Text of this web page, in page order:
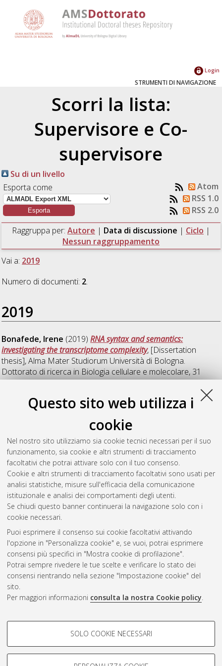
Questo sito web utilizza i
cookie
Nel nostro sito utilizziamo sia cookie tecnici necessari per il suo
funzionamento, sia cookie e altri strumenti di tracciamento
facoltativi che potrai attivare solo con il tuo consenso.
Cookie e altri strumenti di tracciamento facoltativi sono usati per
analisi statistiche, misure sull'efficacia della comunicazione
istituzionale e analisi dei comportamenti degli utenti.
Se chiudi questo banner continuerai la navigazione solo con i
cookie necessari.
Puoi esprimere il consenso sui cookie facoltativi attivando
l'opzione in "Personalizza cookie" e, se vuoi, potrai esprimere
consensi più specifici in "Mostra cookie di profilazione".
Potrai sempre rivedere le tue scelte e verificare lo stato dei
consensi rientrando nella sezione "Impostazione cookie" del
sito.
Per maggiori informazioni consulta la nostra Cookie policy.
COOKIE DI PROFILAZIONE -
Si tratta di cookie utilizzati per analizzare le caratteristiche della
SOLO COOKIE NECESSARI
Login
STRUMENTI DI NAVIGAZIONE
Scorri la lista:
Supervisore e Co-
supervisore
Su di un livello
Esporta come
Atom
RSS 1.0
RSS 2.0
Raggruppa per: Autore | Data di discussione | Ciclo |
Nessun raggruppamento
Vai a: 2019
Numero di documenti: 2.
2019
Bonafede, Irene (2019)RNA syntax and semantics:
investigating the transcriptome complexity, [Dissertation
thesis], Alma Mater Studiorum Università di Bologna.
Dottorato di ricerca in Biologia cellulare e molecolare, 31
Ciclo. DOI 10.6092/unibo/amsdottorato/9059.
Patavino, Claudio(2019)Core Genome Multilocus Sequence
Typing and Single Nucleotide Polymorphism Analysis in the
Epidemiology of Brucella melitensis Infections
thesis], Alma Mater Studiorum Università di Bologna.
Dottorato di ricerca inBiologia cellulare e molecolare, 31
Ciclo. DOI 10.6092/unibo/amsdottorato/9076.
Questa lista e' stata generata ilSat Aug 8 20:48:21 2026
Atom
Rss 1.0
Rss 2.0
ISSN: 2038-7946
Impostazioni Cookie
Informativa sulla privacy
Condizioni d’uso del sito